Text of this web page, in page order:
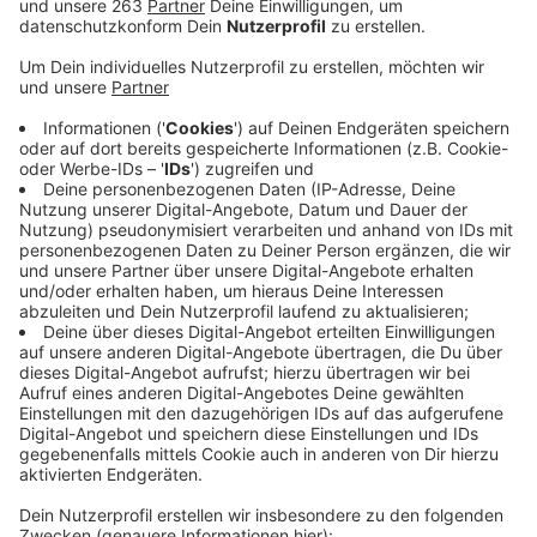
„Ich war häufig auf Demonstrationen – der IG Metall,
Demonstrationen gegen den Leerstand von Häusern.“
aus Netphen-Salchendorf in einem großen Interview
mit der Deutschen Presseagentur. Sie habe die großen
Demos, etwa gegen Kernkraft aber gemieden, die
seien ihr damals zu gewalttätig gewesen. Über Greta
Thunberg sagt die First Lady, sie sei eine
beeindruckende junge Frau, die viel bewege, die
gerade im Internet allerdings auch viel geschmäht
werde. „Das finde ich ganz furchtbar“, so Büdenbender.
Über ihr eigenes Umweltbewusstsein macht sich die
First Lady seit jeher Gedanken. Sie sei aber
aufmerksamer geworden, versuche Plastikmüll zu
vermeiden. Auf den Galapagos-Inseln habe sie
deutschen angespülten Plastikmüll gefunden. „Das
hat mich mehr schockiert, als mich jetzt die Fridays-